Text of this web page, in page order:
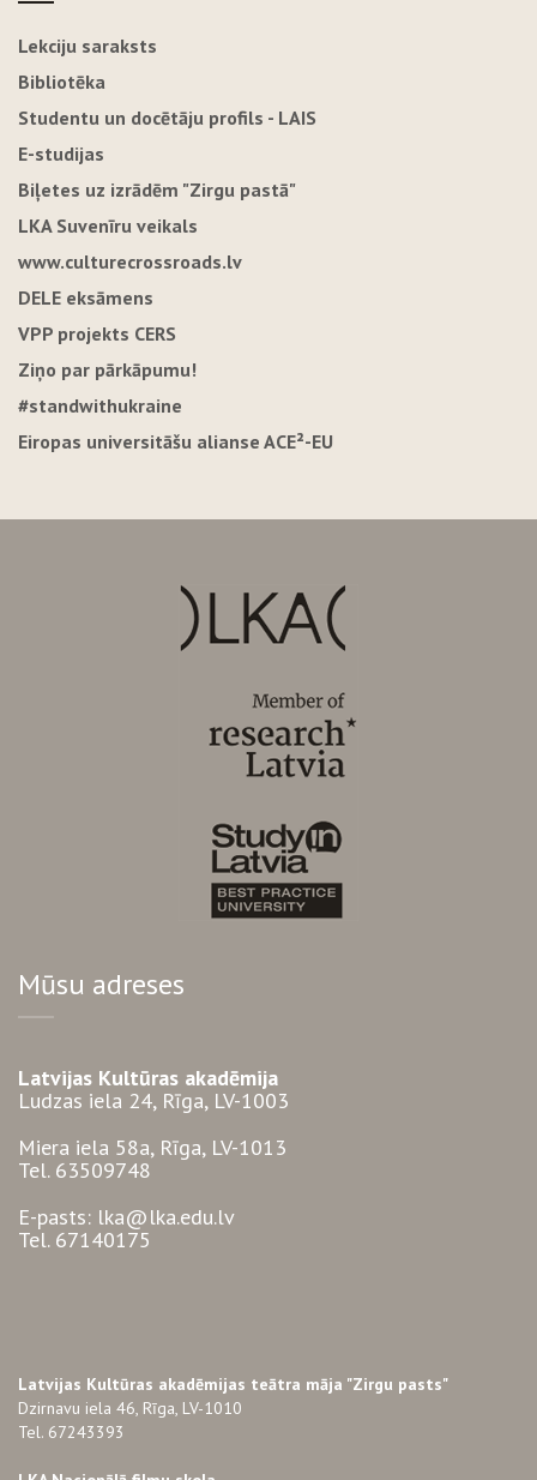
Lekciju saraksts
Bibliotēka
Studentu un docētāju profils - LAIS
E-studijas
Biļetes uz izrādēm "Zirgu pastā"
LKA Suvenīru veikals
www.culturecrossroads.lv
DELE eksāmens
VPP projekts CERS
Ziņo par pārkāpumu!
#standwithukraine
Eiropas universitāšu alianse ACE²-EU
Mūsu adreses
Latvijas Kultūras akadēmija
Ludzas iela 24, Rīga, LV-1003
Miera iela 58a, Rīga, LV-1013
Tel. 63509748
E-pasts: lka@lka.edu.lv
Tel. 67140175
Latvijas Kultūras akadēmijas teātra māja "Zirgu pasts"
Dzirnavu iela 46, Rīga, LV-1010
Tel. 67243393